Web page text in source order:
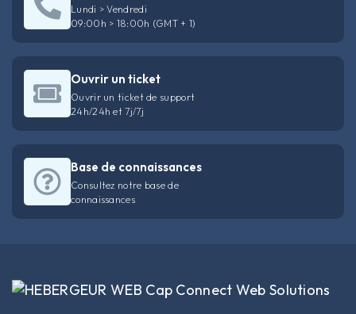
Lundi > Vendredi
09:00h > 18:00h (GMT + 1)
Ouvrir un ticket
Ouvrir un ticket de support
24h/24h et 7j/7j
Base de connaissances
Consultez notre base de
connaissances